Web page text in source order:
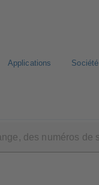
Applications Société